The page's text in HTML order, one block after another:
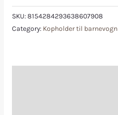
SKU:8154284293638607908
Category: Kopholder til barnevogn